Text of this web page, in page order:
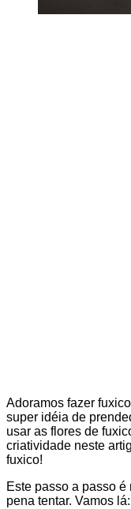
Adoramos fazer
super idéia de
usar as flores de
criatividade neste
fuxico!
Este passo a passo
pena tentar. Vamos lá: